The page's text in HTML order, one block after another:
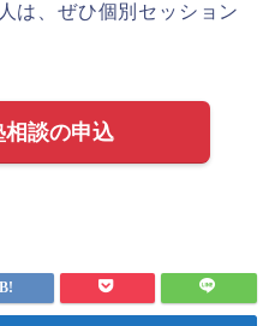
は、ぜひ個別セッション
相談の申込